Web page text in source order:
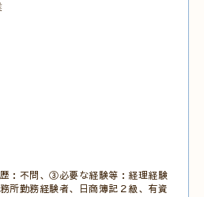
：不問、③必要な経験等：経理経験
所勤務経験者、日商簿記２級、有資